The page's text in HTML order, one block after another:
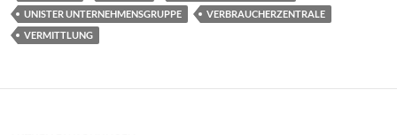
UNISTER UNTERNEHMENSGRUPPE
VERBRAUCHERZENTRALE
VERMITTLUNG